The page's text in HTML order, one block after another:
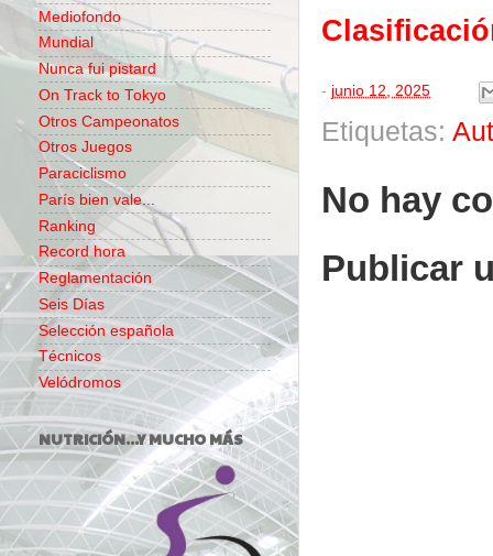
- junio 12, 2025
Etiquetas:
No hay
Publicar
Mediofondo
Mundial
Nunca fui pistard
On Track to Tokyo
Otros Campeonatos
Otros Juegos
Paraciclismo
París bien vale...
Ranking
Record hora
Reglamentación
Seis Días
Selección española
Técnicos
Velódromos
NUTRICIÓN...Y MUCHO MÁS